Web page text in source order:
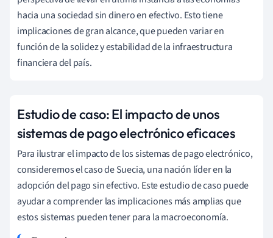
hacia una sociedad sin dinero en efectivo. Esto tiene
implicaciones de gran alcance, que pueden variar en
función de la solidez y estabilidad de la infraestructura
financiera del país.
Estudio de caso: El impacto de unos
sistemas de pago electrónico eficaces
Para ilustrar el impacto de los sistemas de pago electrónico,
consideremos el caso de Suecia, una nación líder en la
adopción del pago sin efectivo. Este estudio de caso puede
ayudar a comprender las implicaciones más amplias que
estos sistemas pueden tener para la macroeconomía.